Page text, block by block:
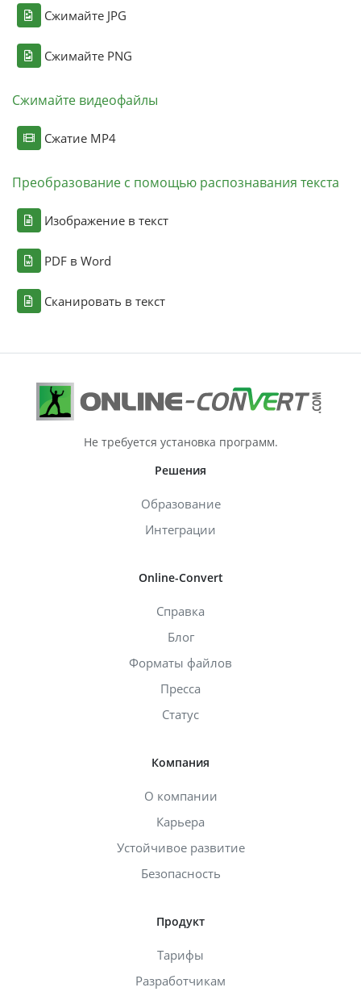
Сжимайте JPG
Сжимайте PNG
Сжимайте видеофайлы
Сжатие MP4
Преобразование с помощью распознавания текста
Изображение в текст
PDF в Word
Сканировать в текст
Не требуется установка программ.
Решения
Образование
Интеграции
Online-Convert
Справка
Блог
Форматы файлов
Пресса
Статус
Компания
О компании
Карьера
Устойчивое развитие
Безопасность
Продукт
Тарифы
Разработчикам